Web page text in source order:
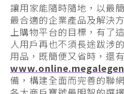
讓用家能隨時隨地，以最
最合適的企業產品及解決
上購物平台的目標，有了
人用戶再也不須長途跋涉
用品，既簡便又省時，還
備，構建全面而完善的聯